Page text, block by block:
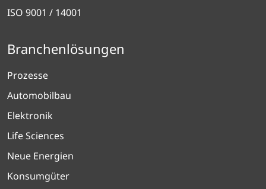
ISO 9001 / 14001
Branchenlösungen
Prozesse
Automobilbau
Elektronik
Life Sciences
Neue Energien
Konsumgüter